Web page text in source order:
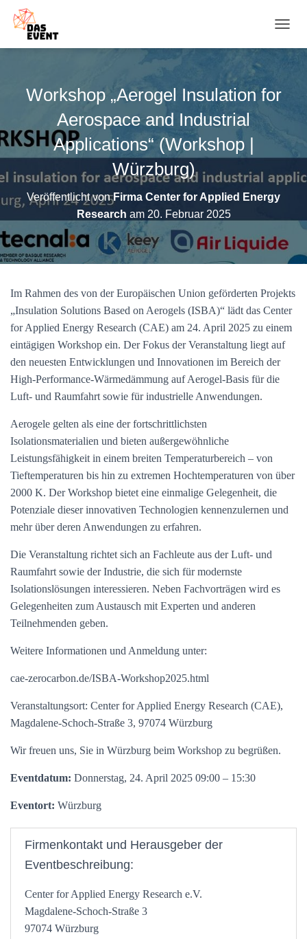
A
M
L
Workshop „Aerogel Insulation for
Aerospace and Industrial
Applications“ (Workshop |
Würzburg)
Veröffentlicht vonFirma Center for Applied Energy
Research am 20. Februar 2025
Im Rahmen des von der Europäischen Union geförderten Projekts
„Insulation Solutions Based on Aerogels (ISBA)“ lädt das Center
for Applied Energy Research (CAE) am 24. April 2025 zu einem
eintägigen Workshop ein. Der Fokus der Veranstaltung liegt auf
den neuesten Entwicklungen und Innovationen im Bereich der
High-Performance-Wärmedämmung auf Aerogel-Basis für die
Luft- und Raumfahrt sowie für industrielle Anwendungen.
Aerogele gelten als eine der fortschrittlichsten
Isolationsmaterialien und bieten außergewöhnliche
Leistungsfähigkeit in einem breiten Temperaturbereich – von
Tieftemperaturen bis hin zu extremen Hochtemperaturen von über
2000 K. Der Workshop bietet eine einmalige Gelegenheit, die
Potenziale dieser innovativen Technologien kennenzulernen und
mehr über deren Anwendungen zu erfahren.
Die Veranstaltung richtet sich an Fachleute aus der Luft- und
Raumfahrt sowie der Industrie, die sich für modernste
Isolationslösungen interessieren. Neben Fachvorträgen wird es
Gelegenheiten zum Austausch mit Experten und anderen
Teilnehmenden geben.
Weitere Informationen und Anmeldung unter:
cae-zerocarbon.de/ISBA-Workshop2025.html
Veranstaltungsort: Center for Applied Energy Research (CAE),
Magdalene-Schoch-Straße 3, 97074 Würzburg
Wir freuen uns, Sie in Würzburg beim Workshop zu begrüßen.
Eventdatum: Donnerstag, 24. April 2025 09:00 – 15:30
Eventort: Würzburg
Firmenkontakt und Herausgeber der
Eventbeschreibung:
Center for Applied Energy Research e.V.
Magdalene-Schoch-Straße 3
97074 Würzburg